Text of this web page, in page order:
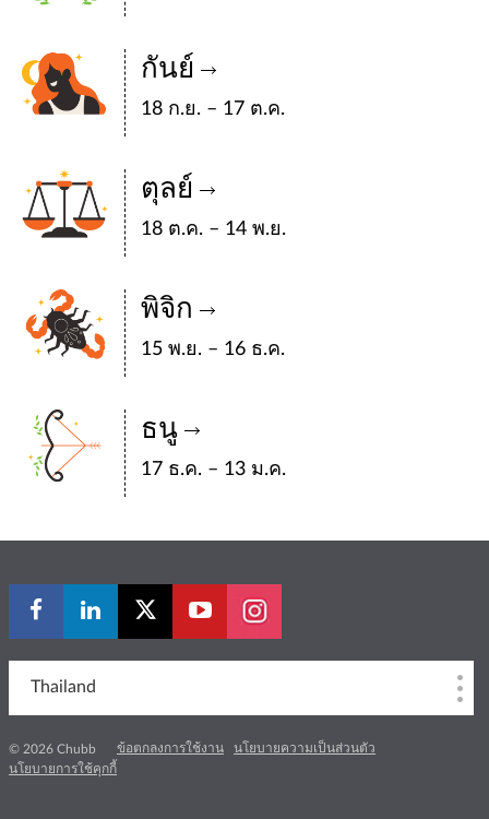
กันย์
18 ก.ย. – 17 ต.ค.
ตุลย์
18 ต.ค. – 14 พ.ย.
พิจิก
15 พ.ย. – 16 ธ.ค.
ธนู
17 ธ.ค. – 13 ม.ค.
Thailand
© 2026 Chubb ข้อตกลงการใช้งาน
นโยบายความเป็นส่วนตัว
นโยบายการใช้คุกกี้